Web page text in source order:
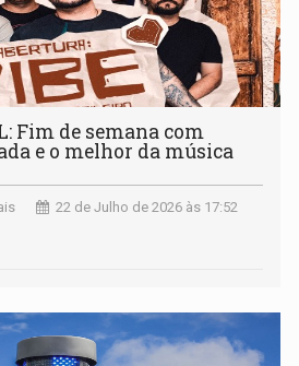
Fim de semana com
e o melhor da música
22 de Julho de 2026 às 17:52